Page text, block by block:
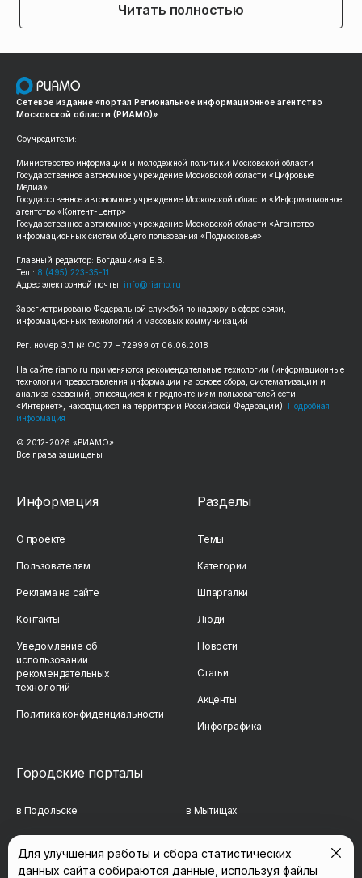
Читать полностью
Сетевое издание «портал Региональное информационное агентство
Московской области (РИАМО)»
Соучредители:
Министерство информации и молодежной политики Московской области
Государственное автономное учреждение Московской области «Цифровые
Медиа»
Государственное автономное учреждение Московской области «Информационное
агентство «Контент-Центр»
Государственное автономное учреждение Московской области «Агентство
информационных систем общего пользования «Подмосковье»
Главный редактор: Богдашкина Е.В.
Тел.: 8 (495) 223-35-11
Адрес электронной почты: info@riamo.ru
Зарегистрировано Федеральной службой по надзору в сфере связи,
информационных технологий и массовых коммуникаций
Рег. номер ЭЛ № ФС 77 – 72999 от 06.06.2018
На сайте riamo.ru применяются рекомендательные технологии (информационные
технологии предоставления информации на основе сбора, систематизации и
анализа сведений, относящихся к предпочтениям пользователей сети
«Интернет», находящихся на территории Российской Федерации). Подробная
информация
© 2012-2026 «РИАМО».
Все права защищены
Информация
О проекте
Пользователям
Реклама на сайте
Контакты
Уведомление об
использовании
рекомендательных
технологий
Политика конфиденциальности
Разделы
Темы
Категории
Шпаргалки
Люди
Новости
Статьи
Акценты
Инфографика
Городские порталы
в Подольске в Мытищах
в Сергиевом Посаде в Люберцах
Для улучшения работы и сбора статистических
данных сайта собираются данные, используя файлы